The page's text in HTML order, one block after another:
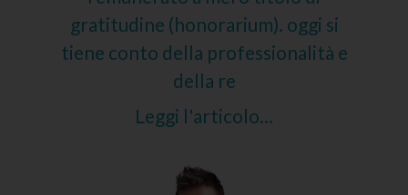
gratitudine (honorarium). oggi si
tiene conto della professionalità e
della re
Leggi l'articolo...